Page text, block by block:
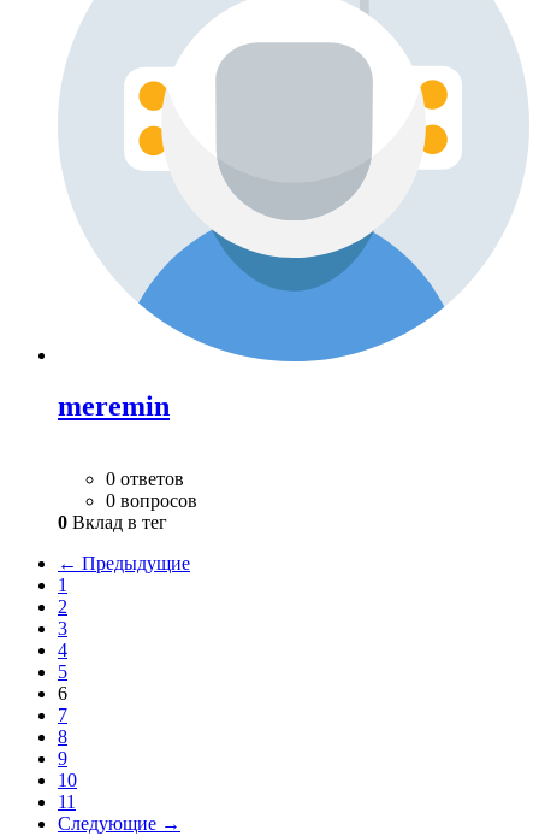
meremin
0 ответов
0 вопросов
0 Вклад в тег
← Предыдущие
1
2
3
4
5
6
7
8
9
10
11
Следующие →